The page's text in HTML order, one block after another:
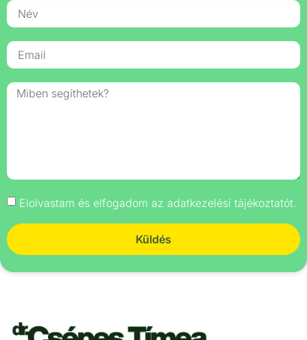
Elolvastam és elfogadom az adatkezelési tájékoztatót.
Küldés